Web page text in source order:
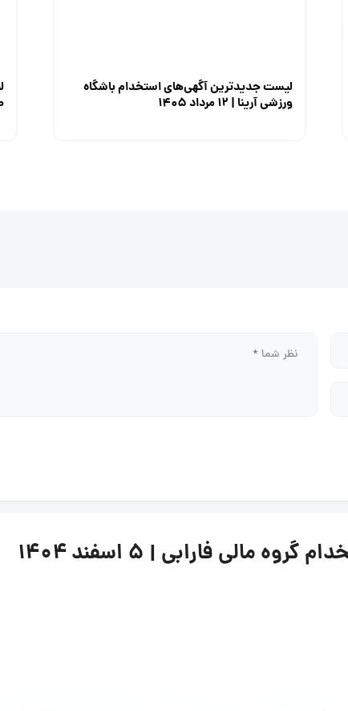
لیست جدیدترین آگهی‌های استخدام باشگاه
ورزشی آرینا | ۱۲ مرداد ۱۴۰۵
فارابی | ۵ اسفند ۱۴۰۴